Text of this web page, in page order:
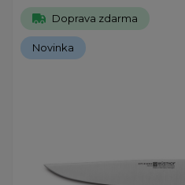
Doprava zdarma
Novinka